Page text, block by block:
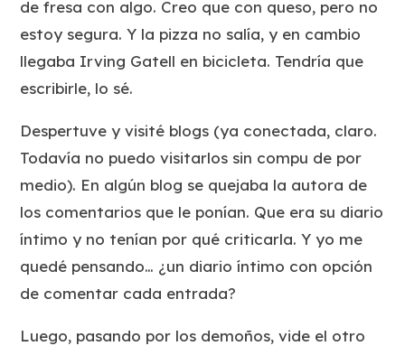
de fresa con algo. Creo que con queso, pero no
estoy segura. Y la pizza no salía, y en cambio
llegaba Irving Gatell en bicicleta. Tendría que
escribirle, lo sé.
Despertuve y visité blogs (ya conectada, claro.
Todavía no puedo visitarlos sin compu de por
medio). En algún blog se quejaba la autora de
los comentarios que le ponían. Que era su diario
íntimo y no tenían por qué criticarla. Y yo me
quedé pensando… ¿un diario íntimo con opción
de comentar cada entrada?
Luego, pasando por los demoños, vide el otro